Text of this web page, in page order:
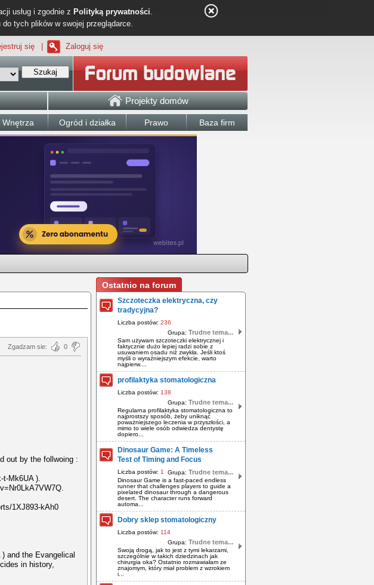
usług i zgodnie z Polityką prywatności.
tych plików w swojej przeglądarce.
się Zaloguj się
Szukaj
Projekty domów
Wnętrza Ogród i działka Prawo Baza firm
Zgadzam sie: 0
out by the follwoing :
t-Mk6UA ).
1XJ893-kAh0
and the Evangelical
in history,
Ostatnio na forum
Szczoteczka elektryczna, czy
tradycyjna?
Liczba postów: 236
Grupa: Trudne tema...
Sam używam szczoteczki elektrycznej i
faktycznie dużo lepiej radzi sobie z
usuwaniem osadu niż zwykła. Jeśli ktoś
myśli o wyraźniejszym efekcie, warto
najpierw....
profilaktyka stomatologiczna
Liczba postów: 138
Grupa: Trudne tema...
Regularna profilaktyka stomatologiczna to
najprostszy sposób, żeby uniknąć
poważniejszego leczenia w przyszłości, a
mimo to wiele osób odwiedza dentystę
dopiero...
Dinosaur Game: A Timeless
Test of Timing and Focus
Liczba postów: 1 Grupa: Trudne tema...
Dinosaur Game is a fast-paced endless
runner that challenges players to guide a
pixelated dinosaur through a dangerous
desert. The character runs forward
automa...
Dobry sklep stomatologiczny
Liczba postów: 114
Grupa: Trudne tema...
Swoją drogą, jak to jest z tymi lekarzami,
szczególnie w takich dziedzinach jak
chirurgia oka? Ostatnio rozmawiałam ze
znajomym, który miał problem z wzrokiem
i...